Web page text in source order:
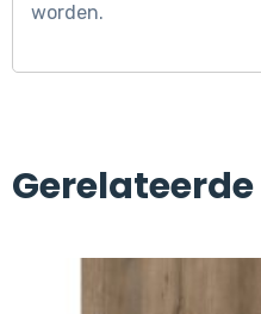
worden.